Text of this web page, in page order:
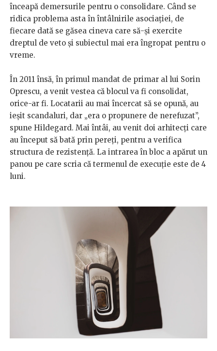
înceapă demersurile pentru o consolidare. Când se
ridica problema asta în întâlnirile asociației, de
fiecare dată se găsea cineva care să-și exercite
dreptul de veto și subiectul mai era îngropat pentru o
vreme.
În 2011 însă, în primul mandat de primar al lui Sorin
Oprescu, a venit vestea că blocul va fi consolidat,
orice-ar fi. Locatarii au mai încercat să se opună, au
ieșit scandaluri, dar „era o propunere de nerefuzat”,
spune Hildegard. Mai întâi, au venit doi arhitecți care
au început să bată prin pereți, pentru a verifica
structura de rezistență. La intrarea în bloc a apărut un
panou pe care scria că termenul de execuție este de 4
luni.